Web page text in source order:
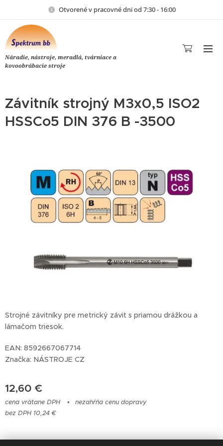
Otvorené v pracovné dni od 7:30 - 16:00
Náradie, nástroje, meradlá, tvárniace a
kovoobrábacie stroje
Závitník strojný M3x0,5 ISO2
HSSCo5 DIN 376 B -3500
Strojné závitníky pre metrický závit s priamou drážkou a
lámačom triesok.
EAN: 8592667067714
Značka: NÁSTROJE CZ
12,60 €
cena vrátane DPH
nezahŕňa cenu dopravy
bez DPH 10,24 €